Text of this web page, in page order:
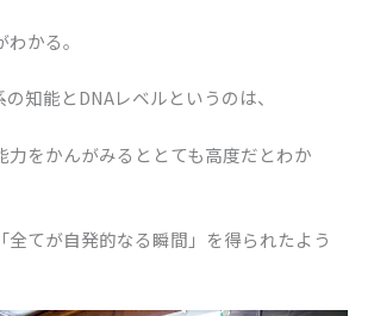
かる。
知能とDNAレベルというのは、
力をかんがみるととても高度だとわか
全てが自発的なる瞬間」を得られたよう